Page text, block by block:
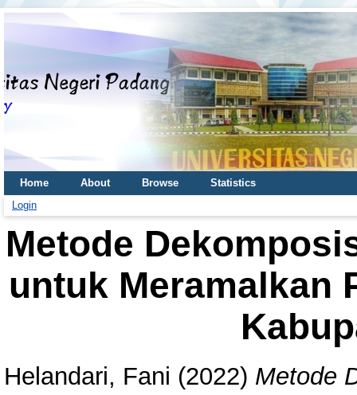
Home About Browse
Statistics
Login
Metode
untuk Meramalkan
Helandari, Fani (2022) Metode